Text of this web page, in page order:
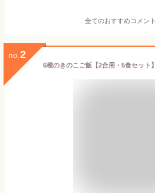
全てのおすすめコメント
no. 2